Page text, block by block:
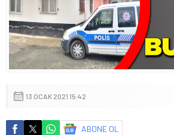
13 OCAK 2021 15:42
ABONE OL